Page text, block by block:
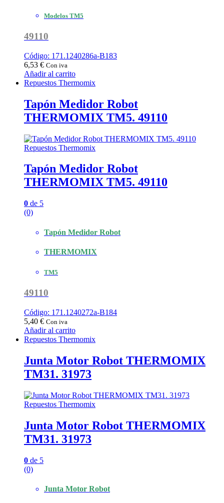
Modelos TM5
49110
Código: 171.1240286a-B183
6,53 € Con iva
Añadir al carrito
Repuestos Thermomix
Tapón Medidor Robot
THERMOMIX TM5. 49110
Repuestos Thermomix
Tapón Medidor Robot
THERMOMIX TM5. 49110
0 de 5
(0)
Tapón Medidor Robot
THERMOMIX
TM5
49110
Código: 171.1240272a-B184
5,40 € Con iva
Añadir al carrito
Repuestos Thermomix
Junta Motor Robot THERMOMIX
TM31. 31973
Repuestos Thermomix
Junta Motor Robot THERMOMIX
TM31. 31973
0 de 5
(0)
Junta Motor Robot